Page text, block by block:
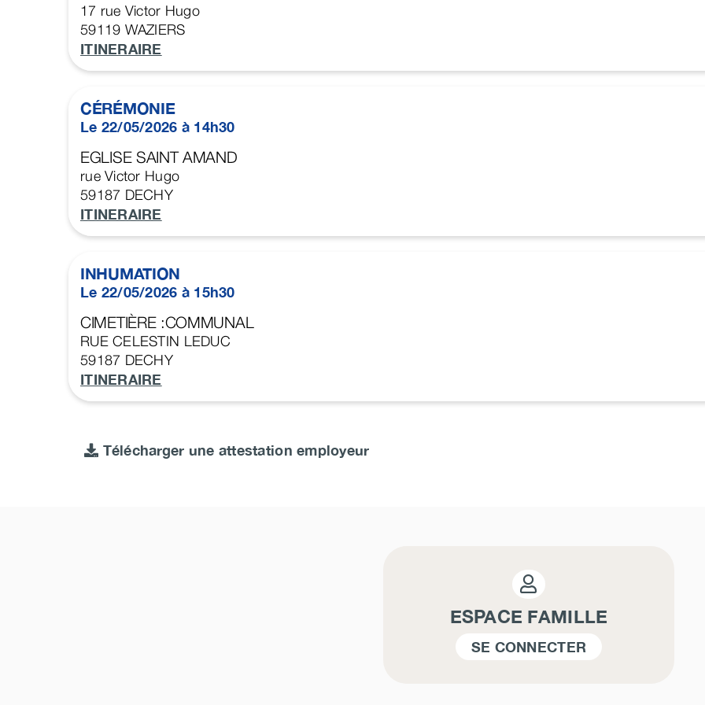
17 rue Victor Hugo
59119 WAZIERS
ITINERAIRE
CÉRÉMONIE
Le 22/05/2026 à 14h30
EGLISE SAINT AMAND
rue Victor Hugo
59187 DECHY
ITINERAIRE
INHUMATION
Le 22/05/2026 à 15h30
CIMETIÈRE :COMMUNAL
RUE CELESTIN LEDUC
59187 DECHY
ITINERAIRE
Télécharger une attestation employeur
ESPACE FAMILLE
SE CONNECTER